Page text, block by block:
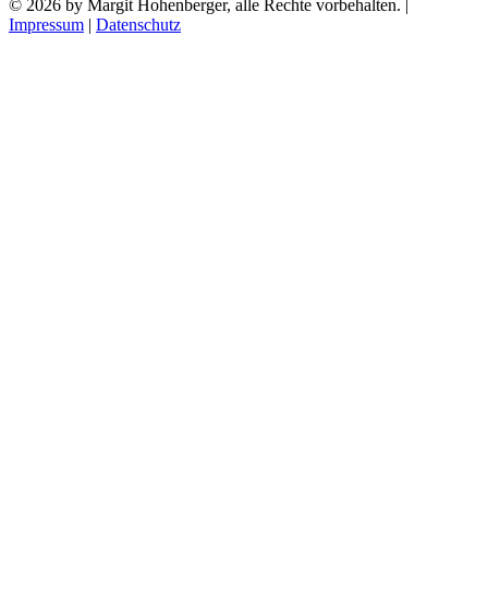
© 2026 by Margit Hohenberger, alle Rechte vorbehalten. |
Impressum | Datenschutz